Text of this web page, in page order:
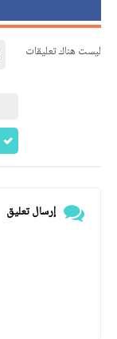
ليست هناك تعليقات
إرسال تعليق